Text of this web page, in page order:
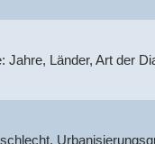
Länder, Art der